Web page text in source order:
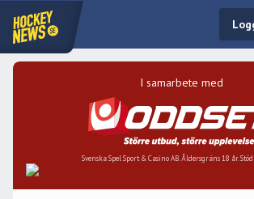
I samarbete med
Svenska Spel Sport & Casino AB. Åldersgräns 18 år.